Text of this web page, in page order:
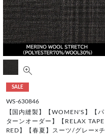
SALE
WS-630846
【国内縫製】【WOMEN'S】【パ
ターンオーダー】【RELAX TAPE
RED】【春夏】スーツ/グレー×チ